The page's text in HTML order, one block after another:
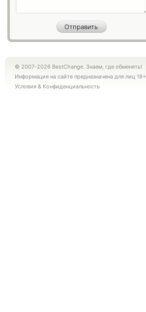
© 2007-2026 BestChange. Знаем, где обменять!
Информация на сайте предназначена для лиц 18+
Условия & Конфиденциальность